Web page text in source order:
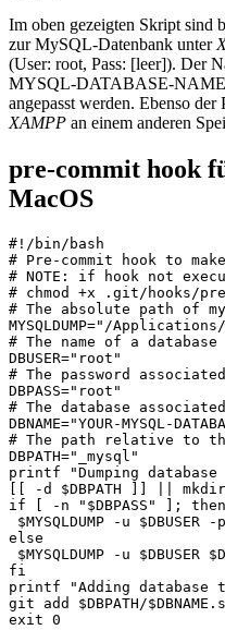
Im oben gezeigten Skript sind
zur MySQL-Datenbank unter
(User: root, Pass: [leer]). Der
MYSQL-DATABASE-
angepasst werden. Ebenso der
XAMPP an einem anderen
pre-commit hook
MacOS
#!/bin/bash
# Pre-commit hook to
# NOTE: if hook not
# chmod +x .git/hooks/
# The absolute path of
MYSQLDUMP="/
# The name of a
DBUSER="root"
# The password
DBPASS="root"
# The database
DBNAME="YOUR-MYSQL-
# The path relative to
DBPATH="_mysql"
printf "Dumping
[[ -d $DBPATH ]] || mkdir
if [ -n "$DBPASS" ]; then
$MYSQLDUMP -u $DBUSER -
else
$MYSQLDUMP -u $DBUSER
fi
printf "Adding
git add $DBPATH/
exit 0